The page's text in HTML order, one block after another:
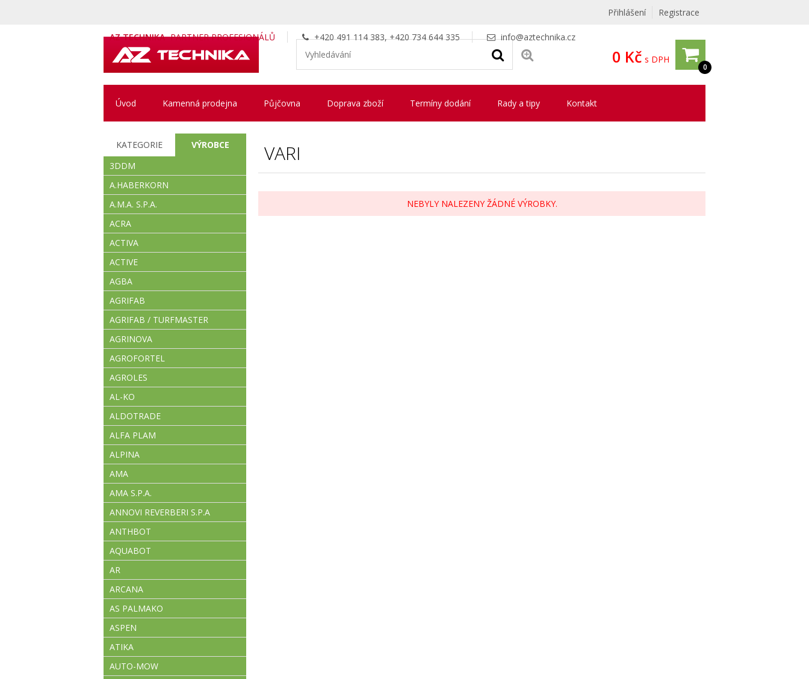
Přihlášení Registrace
AZ TECHNIKA PARTNER PROFESIONÁLŮ +420 491 114 383, +420 734 644 335 info@aztechnika.cz
0
0 Kč s DPH
Úvod Kamenná prodejna Půjčovna Doprava zboží Termíny dodání Rady a tipy Kontakt
VARI
NEBYLY NALEZENY ŽÁDNÉ VÝROBKY.
KATEGORIE
VÝROBCE
3DDM
A.HABERKORN
A.M.A. S.P.A.
ACRA
ACTIVA
ACTIVE
AGBA
AGRIFAB
AGRIFAB / TURFMASTER
AGRINOVA
AGROFORTEL
AGROLES
AL-KO
ALDOTRADE
ALFA PLAM
ALPINA
AMA
AMA S.P.A.
ANNOVI REVERBERI S.P.A
ANTHBOT
AQUABOT
AR
ARCANA
AS PALMAKO
ASPEN
ATIKA
AUTO-MOW